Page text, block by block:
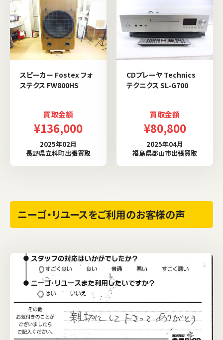
スピーカー Fostex フォ
ステクス FW800HS
買取金額
¥136,000
2025年02月
長野県立科町出張買取
CDプレーヤ Technics
テクニクス SL-G700
買取金額
¥80,800
2025年04月
福島県郡山市出張買取
ニーゴ・リユースをご利用のお客様の声